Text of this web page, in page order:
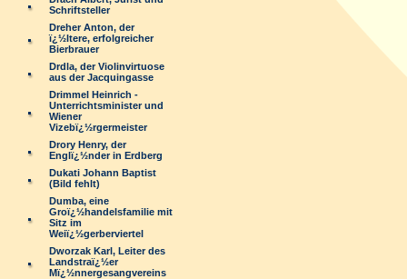
Schriftsteller
Dreher Anton, der
ï¿½ltere, erfolgreicher
Bierbrauer
Drdla, der Violinvirtuose
aus der Jacquingasse
Drimmel Heinrich -
Unterrichtsminister und
Wiener
Vizebï¿½rgermeister
Drory Henry, der
Englï¿½nder in Erdberg
Dukati Johann Baptist
(Bild fehlt)
Dumba, eine
Groï¿½handelsfamilie mit
Sitz im
Weiï¿½gerberviertel
Dworzak Karl, Leiter des
Landstraï¿½er
Mï¿½nnergesangvereins